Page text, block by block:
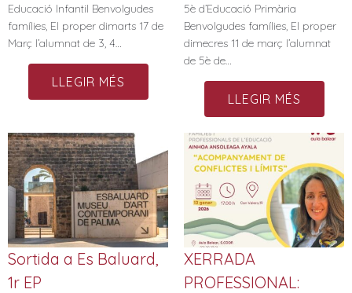
Educació Infantil Benvolgudes
famílies, El proper dimarts 17 de
Març l’alumnat de 3, 4…
LLEGIR MÉS
5è d’Educació Primària
Benvolgudes famílies, El proper
dimecres 11 de març l’alumnat
de 5è de…
LLEGIR MÉS
Sortida a Es Baluard,
1r EP
XERRADA
PROFESSIONAL: